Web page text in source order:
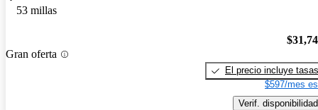
53 millas
Gran oferta
El precio incluye tasas
$597/mes
Verif. disponibilidad